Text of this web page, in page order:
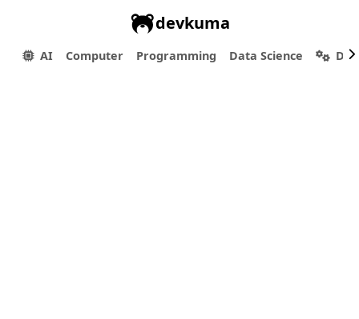
devkuma
AI Computer Programming Data Science